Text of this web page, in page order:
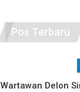
Pos Terbaru
Wartawan Delon